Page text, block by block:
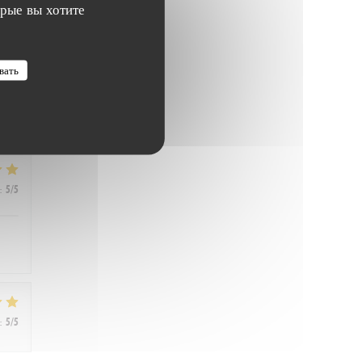
вы хотите
: 5/5
: 5/5